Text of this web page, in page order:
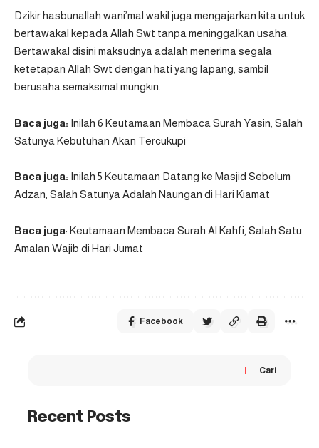
Dzikir hasbunallah wani’mal wakil juga mengajarkan kita untuk
bertawakal kepada Allah Swt tanpa meninggalkan usaha.
Bertawakal disini maksudnya adalah menerima segala
ketetapan Allah Swt dengan hati yang lapang, sambil
berusaha semaksimal mungkin.
Baca juga: Inilah 6 Keutamaan Membaca Surah Yasin, Salah
Satunya Kebutuhan Akan Tercukupi
Baca juga: Inilah 5 Keutamaan Datang ke Masjid Sebelum
Adzan, Salah Satunya Adalah Naungan di Hari Kiamat
Baca juga: Keutamaan Membaca Surah Al Kahfi, Salah Satu
Amalan Wajib di Hari Jumat
Facebook
Cari
Recent Posts